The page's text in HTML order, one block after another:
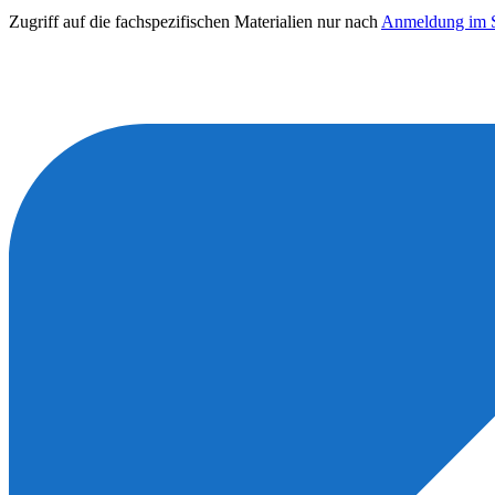
Zugriff auf die fachspezifischen Materialien nur nach Anmeldung im